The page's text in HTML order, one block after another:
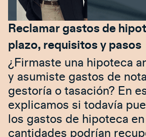
Reclamar gastos de
plazo, requisitos y pasos
¿Firmaste una hipoteca
y asumiste gastos de
gestoría o tasación? En
explicamos si todavía
los gastos de hipoteca
cantidades podrían